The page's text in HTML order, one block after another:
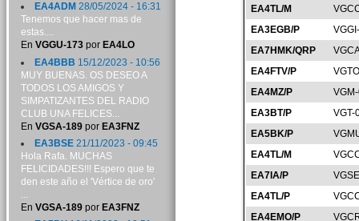
EA4TL/M
EA3EGB/P
EA7HMK/QRP
EA4FTV/P
EA4MZ/P
EA3BT/P
VGT-
EA5BK/P
EA4TL/M
EA7IA/P
EA4TL/P
EA4EMO/P
EA4ADM 28/05/2024 - 16:31
Tenemos que hacer mas de
estas....
En VGGU-173por EA4LO
EA4BBB 15/12/2023 - 10:56
MUY BUENAS. OS DESEO A
TODOS LOS AMIGOS Y
SIMPATIZANTES DEL RADIO
CLUB UNA FELICES...
En VGSA-189por EA3FNZ
EA3BSE21/11/2023 - 09:45
Hola Rafa. MUCHAS
FELICIDADES!!! Espero que te
den este año el 'Vértice de oro'
...
En VGSA-189por EA3FNZ